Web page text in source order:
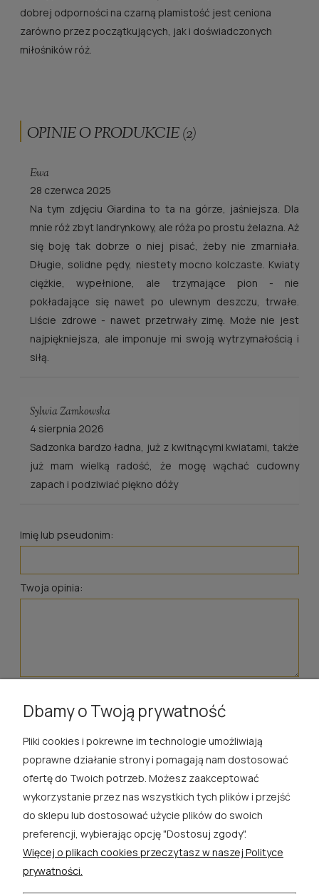
dobrej odporności na czarną plamistość jest ceniona
zarówno przez początkujących, jak i doświadczonych
miłośników róż.
OPINIE O PRODUKCIE (2)
Ewa
28 czerwca 2025
Na tym zdjęciu Giardina to ta na górze, jaśniejsza. Dla
mnie róż zbyt landrynkowy, ale róża po prostu żelazna. Aż
się boję tak dobrze o niej pisać, żeby nie zmarniała.
Długie, solidne pędy, niestety mocno kolczaste. Kwiaty
ciężkie, wypełnione, ale trzymające pion - nie
pokładające się nawet po ulewnym deszczu, trwałe.
Liście zdrowe - nawet przetrwały zimę. Może nie jest
najpiękniejsza, ale imponuje mi swoją wytrzymałością i
siłą.
Sylwia Zamkowska
4 sierpnia 2026
Sadzonka bardzo ładna, już z kwitnącymi kwiatami, także
już mam wielką radość, że mogę wąchać cudowny
zapach i podziwiać piękno dóży
Imię lub pseudonim:
Twoja opinia:
ROSA ĆWIK
SKLEP
EXTRA
Dbamy o Twoją prywatność
Pliki cookies i pokrewne im technologie umożliwiają
poprawne działanie strony i pomagają nam dostosować
ofertę do Twoich potrzeb. Możesz zaakceptować
wykorzystanie przez nas wszystkich tych plików i przejść
do sklepu lub dostosować użycie plików do swoich
preferencji, wybierając opcję "Dostosuj zgody".
Więcej o plikach cookies przeczytasz w naszej Polityce
prywatności.